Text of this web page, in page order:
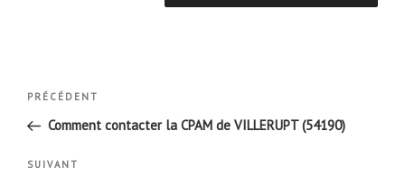
Navigation
l’article
Article
précédent
PRÉCÉDENT
Comment contacter la CPAM de VILLERUPT (54190)
Article
SUIVANT